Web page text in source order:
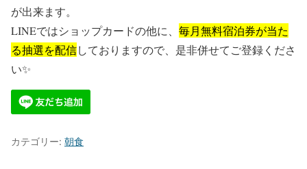
が出来ます。
LINEではショップカードの他に、 毎月無料宿泊券が当た
る抽選を配信しておりますので、是非併せてご登録くださ
い✨
カテゴリー: 朝食